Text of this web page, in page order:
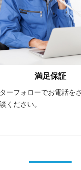
満足保証
ーフォローでお電話を
ください。